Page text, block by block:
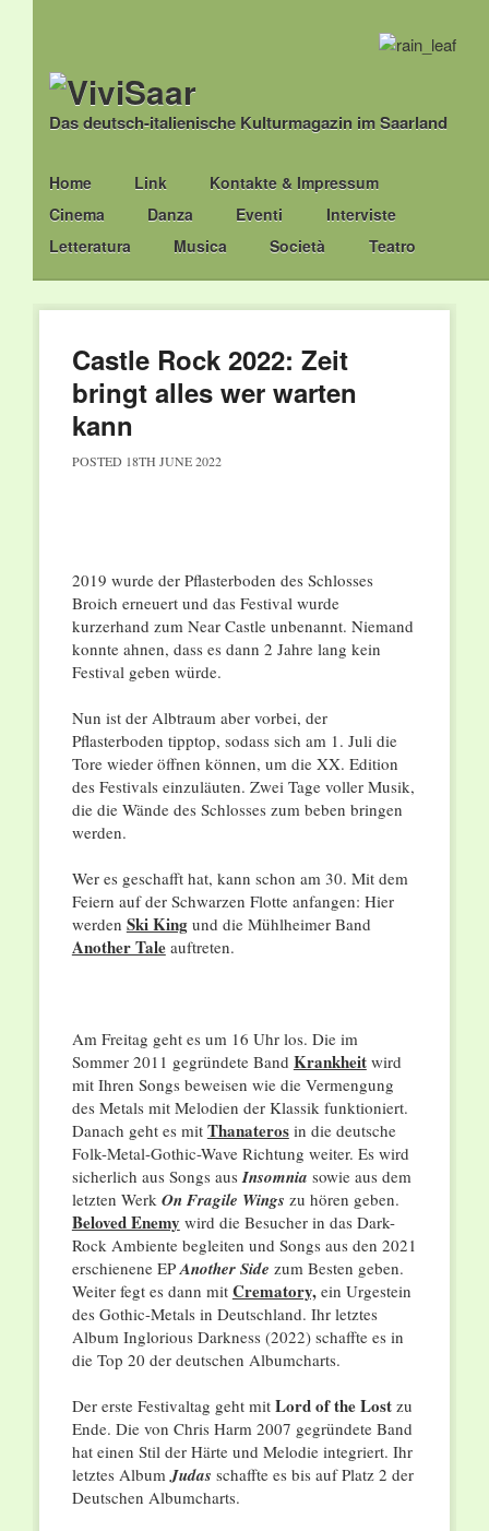
Das deutsch-italienische Kulturmagazin im Saarland
Main menu
Skip
to
content
Home Link
Kontakte & Impressum
Cinema
Danza Eventi
Interviste
Letteratura
Musica Società Teatro
Castle Rock 2022: Zeit
bringt alles wer warten
kann
POSTED 18TH JUNE 2022
2019 wurde der Pflasterboden des Schlosses
Broich erneuert und das Festival wurde
kurzerhand zum Near Castle unbenannt. Niemand
konnte ahnen, dass es dann 2 Jahre lang kein
Festival geben würde.
Nun ist der Albtraum aber vorbei, der
Pflasterboden tipptop, sodass sich am 1. Juli die
Tore wieder öffnen können, um die XX. Edition
des Festivals einzuläuten. Zwei Tage voller Musik,
die die Wände des Schlosses zum beben bringen
werden.
Wer es geschafft hat, kann schon am 30. Mit dem
Feiern auf der Schwarzen Flotte anfangen: Hier
werden Ski Kingund die Mühlheimer Band
Another Taleauftreten.
Am Freitag geht es um 16 Uhr los. Die im
Sommer 2011 gegründete Band Krankheitwird
mit Ihren Songs beweisen wie die Vermengung
des Metals mit Melodien der Klassik funktioniert.
Danach geht es mit Thanaterosin die deutsche
Folk-Metal-Gothic-Wave Richtung weiter. Es wird
sicherlich aus Songs ausInsomnia sowie aus dem
letzten Werk On Fragile Wings zu hören geben.
Beloved Enemy wird die Besucher in das Dark-
Rock Ambiente begleiten und Songs aus den 2021
erschienene EPAnother Side zum Besten geben.
Weiter fegt es dann mit Crematory,ein Urgestein
des Gothic-Metals in Deutschland. Ihr letztes
Album Inglorious Darkness (2022) schaffte es in
die Top 20 der deutschen Albumcharts.
Der erste Festivaltag geht mit Lord of the Lostzu
Ende. Die von Chris Harm 2007 gegründete Band
hat einen Stil der Härte und Melodie integriert. Ihr
letztes AlbumJudas schaffte es bis auf Platz 2 der
Deutschen Albumcharts.